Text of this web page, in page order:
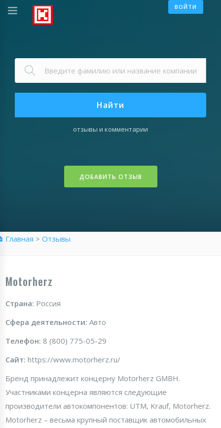
ВОЙТИ
Найти
отзывы и комментарии
ДОБАВИТЬ ОТЗЫВ
Главная > Отзывы
Motorherz
Страна: Россия
Сфера деятельности: Авто
Телефон: 8 (800) 775-05-29
Сайт: https://www.motorherz.ru/
Бренд принадлежит концерну Motorherz GMBH.
Участниками концерна являются следующие
производители автокомпонентов: UTM, Krauf, Motorherz.
Motorherz – весьма крупный поставщик автомобильных